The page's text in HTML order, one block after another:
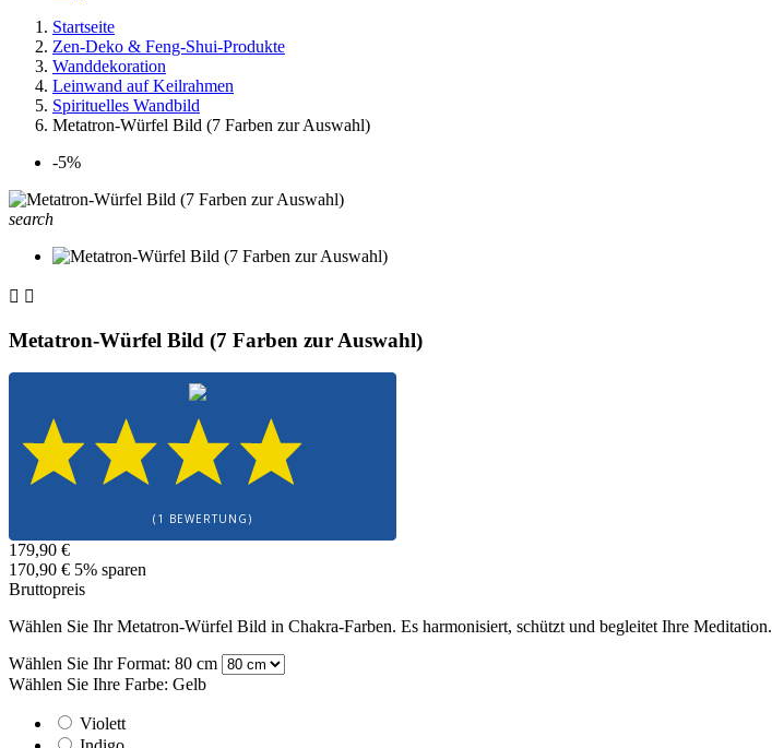
Startseite
Zen-Deko & Feng-Shui-Produkte
Wanddekoration
Leinwand auf Keilrahmen
Spirituelles Wandbild
Metatron-Würfel Bild (7 Farben zur Auswahl)
-5%
search
 
Metatron-Würfel Bild (7 Farben zur Auswahl)
(1 BEWERTUNG)
179,90 €
170,90 € 5% sparen
Bruttopreis
Wählen Sie Ihr Metatron-Würfel Bild in Chakra-Farben. Es harmonisiert, schützt und begleitet Ihre Meditation.
Wählen Sie Ihr Format: 80 cm
Wählen Sie Ihre Farbe: Gelb
Violett